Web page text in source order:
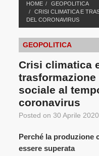
HOME
GEOPOLITICA
CRISI CLIMATICA E
DEL CORONAVIRUS
GEOPOLITICA
Crisi climatica
trasformazione
sociale al
coronavirus
Posted on 30 Aprile 2020
Perché la produzione
essere superata